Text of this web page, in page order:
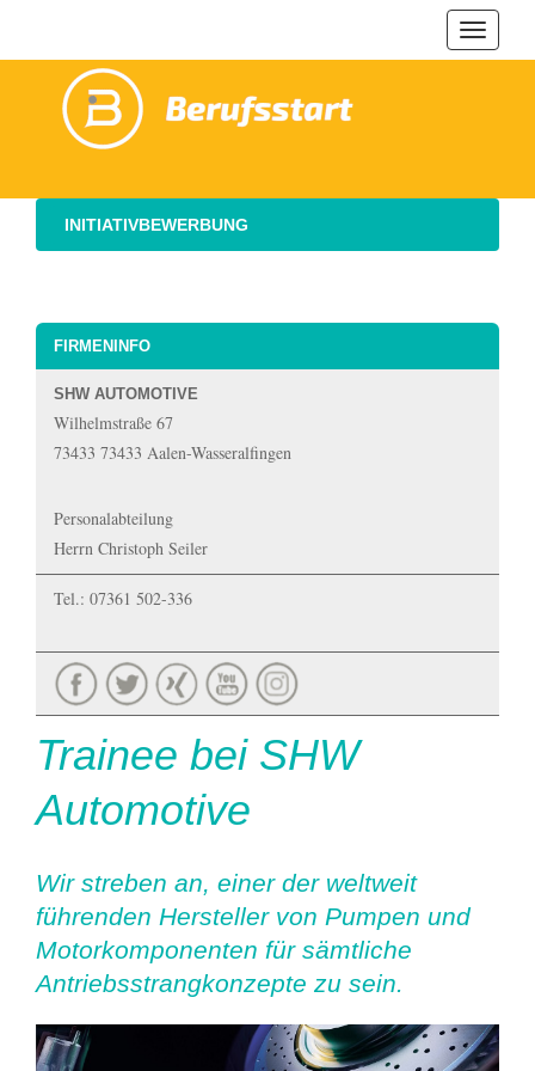
ein-/
INITIATIVBEWERBUNG
FIRMENINFO
SHW AUTOMOTIVE
Wilhelmstraße 67
73433 73433 Aalen-Wasseralfingen
Personalabteilung
Herrn Christoph Seiler
Tel.: 07361 502-336
Trainee bei SHW
Automotive
Wir streben an, einer der weltweit
führenden Hersteller von Pumpen und
Motorkomponenten für sämtliche
Antriebsstrangkonzepte zu sein.